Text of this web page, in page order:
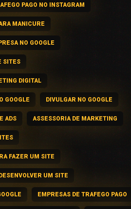
PAGO NO INSTAGRAM
MANICURE
NO GOOGLE
SITES
DIGITAL
GOOGLE DIVULGAR NO GOOGLE
ADS ASSESSORIA DE MARKETING
FAZER UM SITE
UM SITE
EMPRESAS DE TRAFEGO PAGO